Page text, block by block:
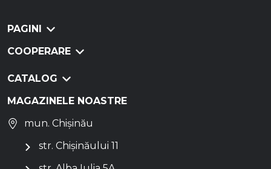
PAGINI
COOPERARE
CATALOG
MAGAZINELE NOASTRE
mun. Chișinău
str. Chișinăului 11